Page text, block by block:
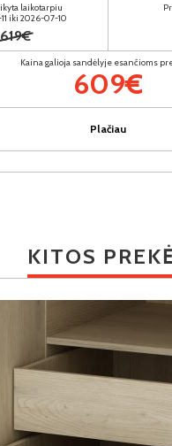
laikotarpiu
iki 2026-07-10
619€
Kaina galioja sandėlyje esančioms
609€
Plačiau
KITOS